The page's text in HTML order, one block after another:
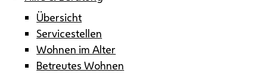
Übersicht
Servicestellen
Wohnen im Alter
Betreutes Wohnen